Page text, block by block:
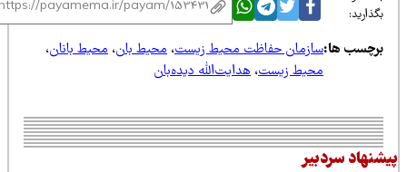
ها:سازمان حفاظت محیط زیست،محیط بان،محیط بانان،
محیط زیست،هدایت‌الله دیده‌بان
سردبیر